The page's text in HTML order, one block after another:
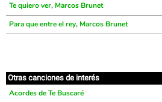
Te quiero ver, Marcos Brunet
Para que entre el rey, Marcos Brunet
Otras canciones de interés
Acordes de Te Buscaré